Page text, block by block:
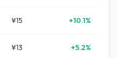
¥15 +10.1%
¥13 +5.2%